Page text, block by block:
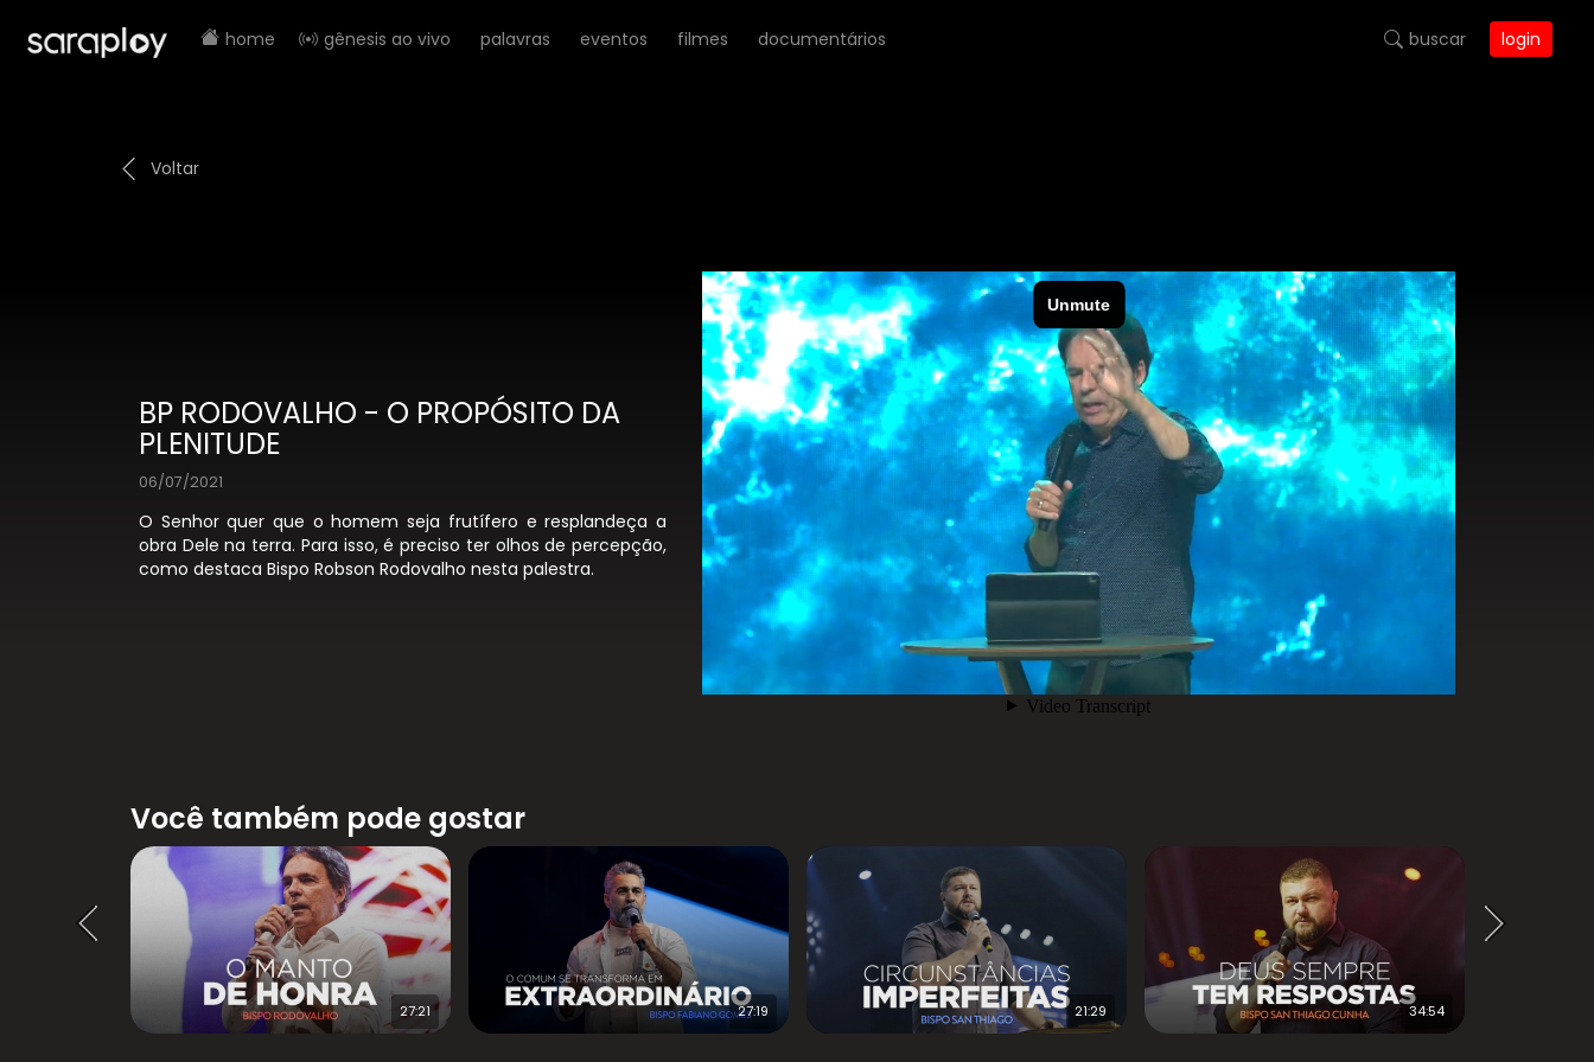
home gênesis ao vivo palavras eventos filmes documentários buscar login
Voltar
BP RODOVALHO - O PROPÓSITO DA
PLENITUDE
06/07/2021
O Senhor quer que o homem seja frutífero e resplandeça a
obra Dele na terra. Para isso, é preciso ter olhos de percepção,
como destaca Bispo Robson Rodovalho nesta palestra.
Você também pode gostar
27:21 27:19 21:29 34:54